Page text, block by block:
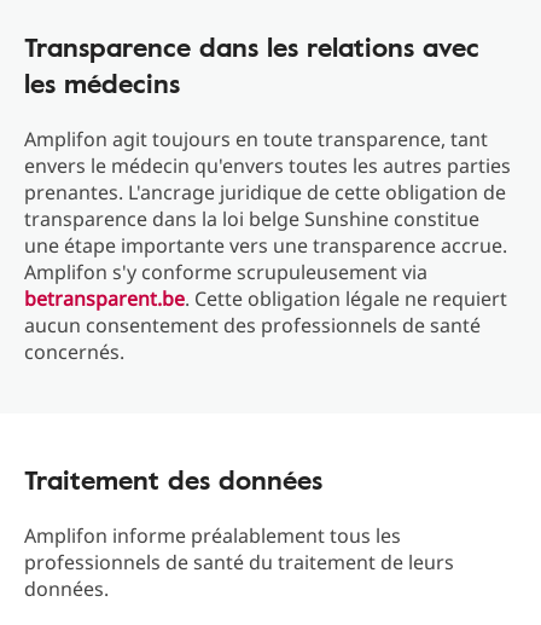
Transparence dans les relations avec
les médecins
Amplifon agit toujours en toute transparence, tant
envers le médecin qu'envers toutes les autres parties
prenantes. L'ancrage juridique de cette obligation de
transparence dans la loi belge Sunshine constitue
une étape importante vers une transparence accrue.
Amplifon s'y conforme scrupuleusement via
betransparent.be. Cette obligation légale ne requiert
aucun consentement des professionnels de santé
concernés.
Traitement des données
Amplifon informe préalablement tous les
professionnels de santé du traitement de leurs
données.